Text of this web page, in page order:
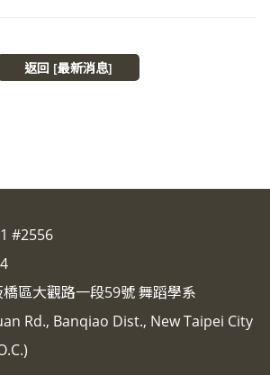
返回 [最新消息]
#2556
區大觀路一段59號 舞蹈學系
Rd., Banqiao Dist., New Taipei City